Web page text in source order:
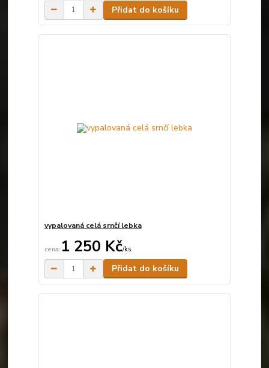
Přidat do košíku
vypalovaná celá srnčí lebka
1 250 Kč/ks
Přidat do košíku